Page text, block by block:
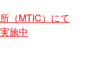
（MTIC）にて
施中